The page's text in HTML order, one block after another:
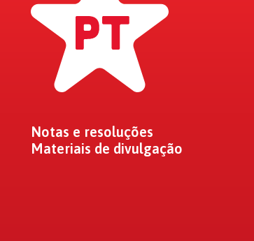
Notas e resoluções
Materiais de divulgação